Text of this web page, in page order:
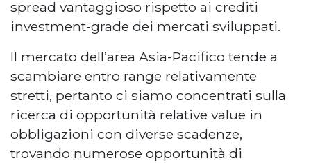
spread vantaggioso rispetto ai crediti
investment-grade dei mercati sviluppati.
Il mercato dell’area Asia-Pacifico tende a
scambiare entro range relativamente
stretti, pertanto ci siamo concentrati sulla
ricerca di opportunità relative value in
obbligazioni con diverse scadenze,
trovando numerose opportunità di